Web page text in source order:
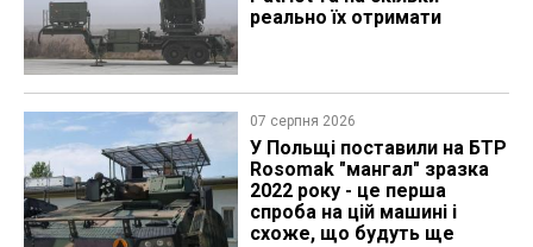
реально їх отримати
07 серпня 2026
У Польщі поставили на БТР
Rosomak "мангал" зразка
2022 року - це перша
спроба на цій машині і
схоже, що будуть ще